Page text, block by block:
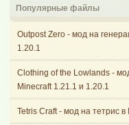
Популярные файлы
Outpost Zero - мод на
1.20.1
Clothing of the Lowlands -
Minecraft 1.21.1 и 1.20.1
Tetris Craft - мод на тетрис